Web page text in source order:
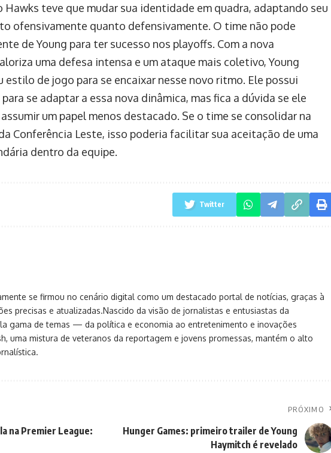
Hawks teve que mudar sua identidade em quadra, adaptando seu
ofensivamente quanto defensivamente. O time não pode
de Young para ter sucesso nos playoffs. Com a nova
uma defesa intensa e um ataque mais coletivo, Young
estilo de jogo para se encaixar nesse novo ritmo. Ele possui
se adaptar a essa nova dinâmica, mas fica a dúvida se ele
um papel menos destacado. Se o time se consolidar na
Conferência Leste, isso poderia facilitar sua aceitação de uma
dentro da equipe.
Twitter
se firmou no cenário digital como um destacado portal de notícias, graças à
precisas e atualizadas.Nascido da visão de jornalistas e entusiastas da
gama de temas — da política e economia ao entretenimento e inovações
uma mistura de veteranos da reportagem e jovens promessas, mantém o alto
na Premier League:
PRÓXIMO
Hunger Games: primeiro trailer de Young
Haymitch é revelado